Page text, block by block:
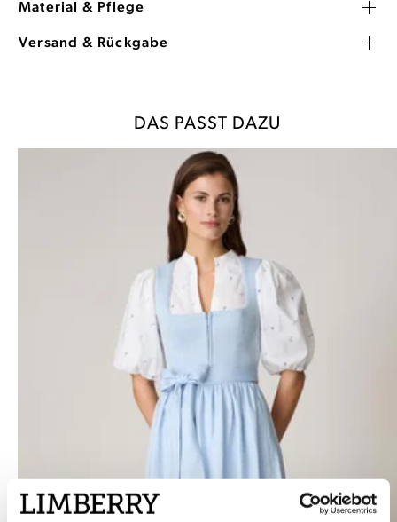
Material & Pflege
Versand & Rückgabe
DAS PASST DAZU